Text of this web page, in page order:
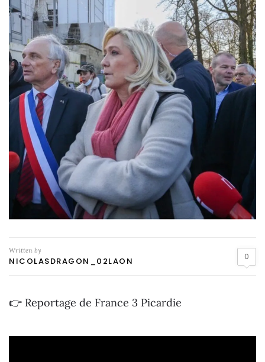
Written by
NICOLASDRAGON_02LAON 0
👉 Reportage de France 3 Picardie